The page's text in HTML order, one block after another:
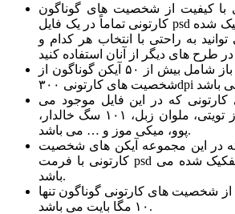
با کیفیت از شخصیت های گوناگون
کارتونی تماماً در یک فایل psd و در لایه های کاملا تفکیک شده
به راحتی با انتخاب هر کدام و
رزولیشن این فایل لایه باز شامل بیش از ۵۰ آیکن گوناگون از
که در این فایل موجود می
باشد اشکال گوناگون از تویتی، ملوان زبل، ۱۰۱ سگ خالدار،
پوو، میکی موز و … می باشد.
در این مجموعه آیکن های شخصیت
کارتونی با فرمت psd بیش از ۵۰ لایه کاملا تفکیک شده می
باشد.
شخصیت های کارتونی گوناگون تنها
۱۰ مگا بایت می باشد.